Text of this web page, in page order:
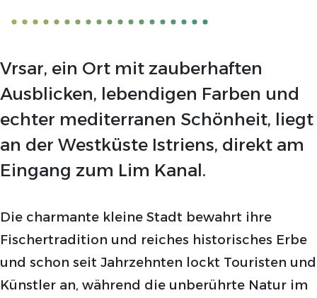
Vrsar, ein Ort mit zauberhaften
Ausblicken, lebendigen Farben und
echter mediterranen Schönheit, liegt
an der Westküste Istriens, direkt am
Eingang zum Lim Kanal.
Die charmante kleine Stadt bewahrt ihre
Fischertradition und reiches historisches Erbe
und schon seit Jahrzehnten lockt Touristen und
Künstler an, während die unberührte Natur im